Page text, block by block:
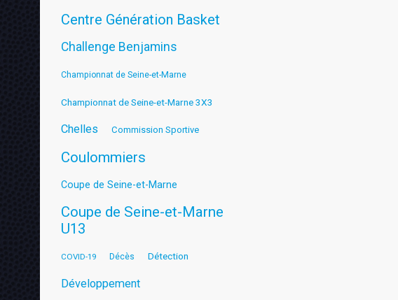
Centre Génération Basket
Challenge Benjamins
Championnat de Seine-et-Marne
Championnat de Seine-et-Marne 3X3
Chelles Commission Sportive
Coulommiers
Coupe de Seine-et-Marne
Coupe de Seine-et-Marne
U13
COVID-19 Décès Détection
Développement